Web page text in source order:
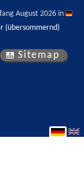
August 2026 in
(übersommernd)
Sitemap